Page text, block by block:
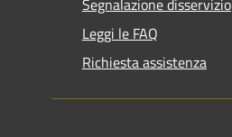
Leggi le FAQ
Richiesta assistenza